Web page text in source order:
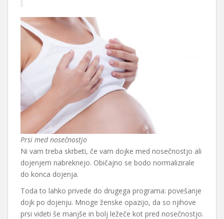
Prsi med nosečnostjo
Ni vam treba skrbeti, če vam dojke med nosečnostjo ali
dojenjem nabreknejo. Običajno se bodo normalizirale
do konca dojenja.
Toda to lahko privede do drugega programa: povešanje
dojk po dojenju. Mnoge ženske opazijo, da so njihove
prsi videti še manjše in bolj ležeče kot pred nosečnostjo.